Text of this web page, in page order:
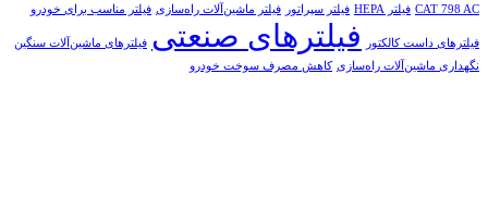
CAT 798 AC فیلتر HEPA فیلتر سپراتور فیلتر ماشین‌آلات راه‌سازی فیلتر مناسب برای خودرو
فیلترهای داست کالکتور فیلترهای صنعتی فیلترهای ماشین‌آلات سنگین
نگهداری ماشین‌آلات راه‌سازی کاهش مصرف سوخت خودرو